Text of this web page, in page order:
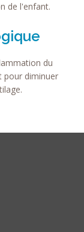
de l'enfant.
du
pour diminuer